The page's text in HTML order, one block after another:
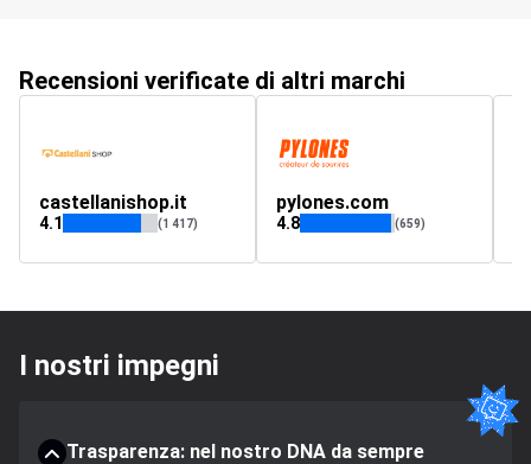
Recensioni verificate di altri marchi
castellanishop.it
4.1 (1 417)
pylones.com
4.8 (659)
I nostri impegni
Trasparenza: nel nostro DNA da sempre